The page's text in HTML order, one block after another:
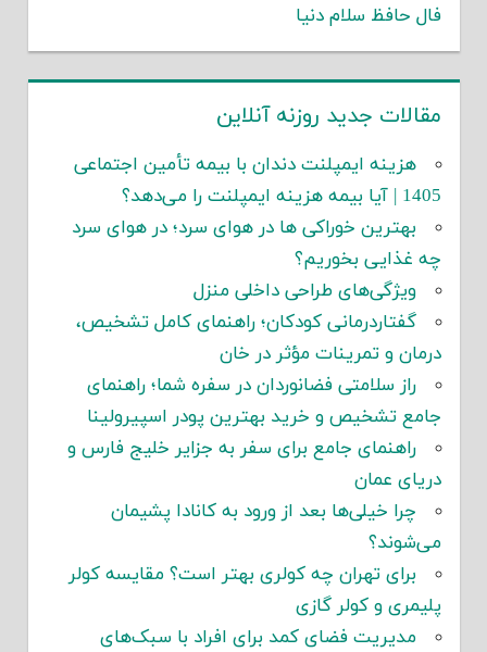
فال حافظ سلام دنیا
مقالات جدید روزنه آنلاین
هزینه ایمپلنت دندان با بیمه تأمین اجتماعی
1405 | آیا بیمه هزینه ایمپلنت را می‌دهد؟
بهترین خوراکی ها در هوای سرد؛ در هوای سرد
چه غذایی بخوریم؟
ویژگی‌های طراحی داخلی منزل
گفتاردرمانی کودکان؛ راهنمای کامل تشخیص،
درمان و تمرینات مؤثر در خان
راز سلامتی فضانوردان در سفره شما؛ راهنمای
جامع تشخیص و خرید بهترین پودر اسپیرولینا
راهنمای جامع برای سفر به جزایر خلیج فارس و
دریای عمان
چرا خیلی‌ها بعد از ورود به کانادا پشیمان
می‌شوند؟
برای تهران چه کولری بهتر است؟ مقایسه کولر
پلیمری و کولر گازی
مدیریت فضای کمد برای افراد با سبک‌های